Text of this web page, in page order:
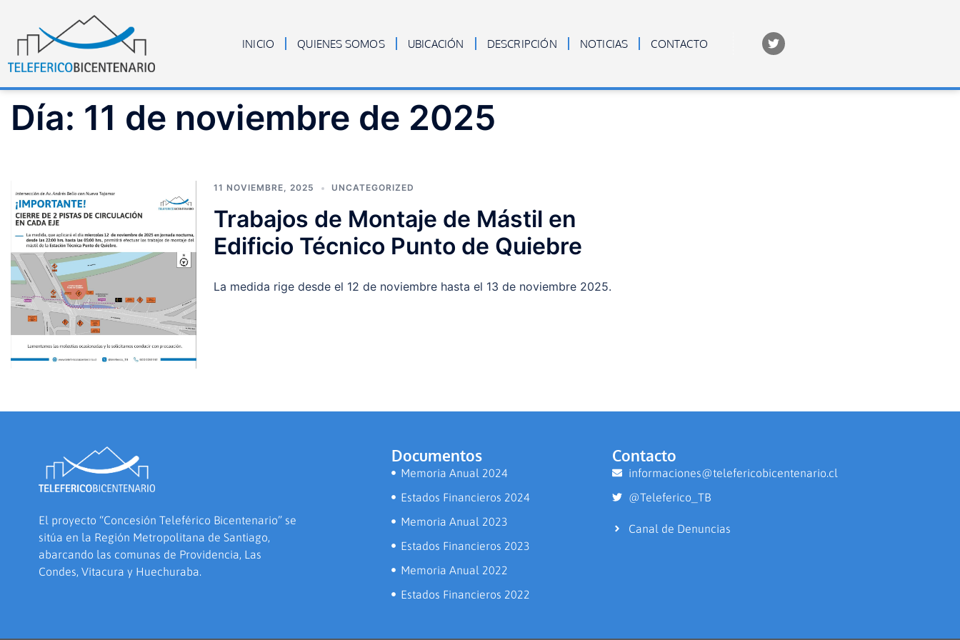
INICIO QUIENES SOMOS UBICACIÓN DESCRIPCIÓN NOTICIAS CONTACTO
Día: 11 de noviembre de 2025
11 NOVIEMBRE, 2025 UNCATEGORIZED
Trabajos de Montaje de Mástil en
Edificio Técnico Punto de Quiebre
La medida rige desde el 12 de noviembre hasta el 13 de noviembre 2025.
El proyecto “Concesión Teleférico Bicentenario” se
sitúa en la Región Metropolitana de Santiago,
abarcando las comunas de Providencia, Las
Condes, Vitacura y Huechuraba.
Documentos
Memoria Anual 2024
Estados Financieros 2024
Memoria Anual 2023
Estados Financieros 2023
Memoria Anual 2022
Estados Financieros 2022
Contacto
informaciones@telefericobicentenario.cl
@Teleferico_TB
Canal de Denuncias